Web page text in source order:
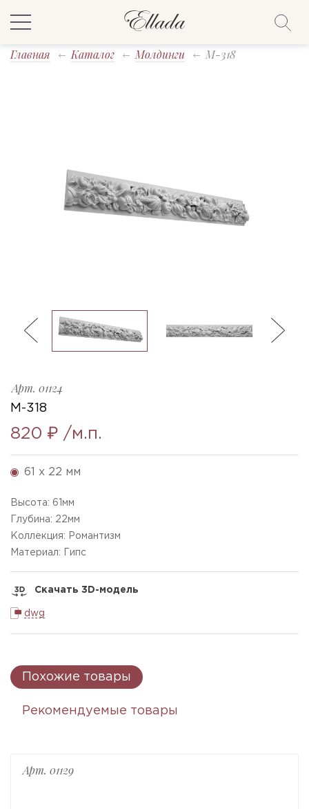
Главная Каталог Молдинги M-318
Арт. 01124
M-318
820 ₽ /м.п.
61 x 22 мм
Высота: 61 мм
Глубина: 22мм
Коллекция: Романтизм
Материал: Гипс
Скачать 3D-модель
dwg
Похожие товары
Рекомендуемые товары
Арт. 01129